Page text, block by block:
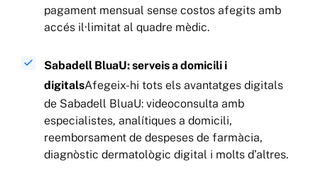
pagament mensual sense costos afegits amb
accés il·limitat al quadre mèdic.
Sabadell BluaU: serveis a domicili i
digitalsAfegeix-hi tots els avantatges digitals
de Sabadell BluaU: videoconsulta amb
especialistes, analítiques a domicili,
reemborsament de despeses de farmàcia,
diagnòstic dermatològic digital i molts d’altres.